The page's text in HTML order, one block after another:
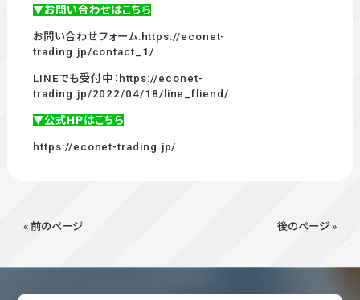
▼お問い合わせはこちら
お問い合わせフォーム: https://econet-
trading.jp/contact_1/
LINEでも受付中： https://econet-
trading.jp/2022/04/18/line_fliend/
▼公式HPはこちら
https://econet-trading.jp/
« 前のページ 後のページ »